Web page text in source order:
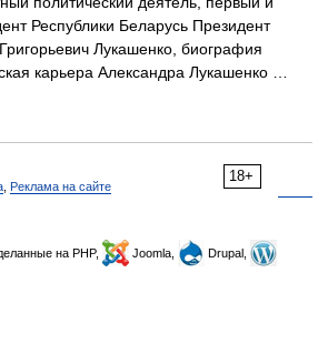
Республики Беларусь Президент
Лукашенко, биография
карьера Александра Лукашенко …
18+
Реклама на сайте
на PHP, Joomla,
Drupal,